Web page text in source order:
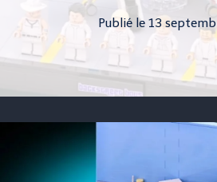
Publié le 13